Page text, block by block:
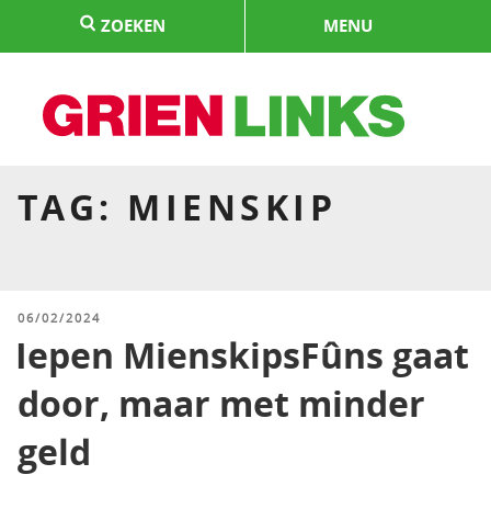
springen
ZOEKEN MENU
TAG: MIENSKIP
GEPLAATST
06/02/2024
Iepen MienskipsFûns gaat
door, maar met minder
geld